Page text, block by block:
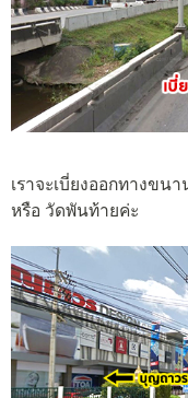
เราจะเบี่ยงออกทางขน
หรือ วัดพันท้ายค่ะ